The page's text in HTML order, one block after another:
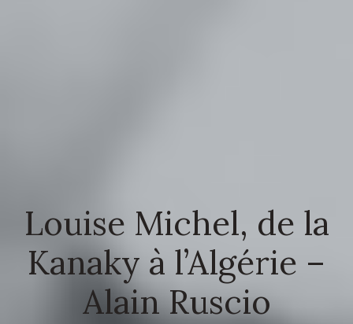
Louise Michel, de la
Kanaky à l’Algérie –
Alain Ruscio